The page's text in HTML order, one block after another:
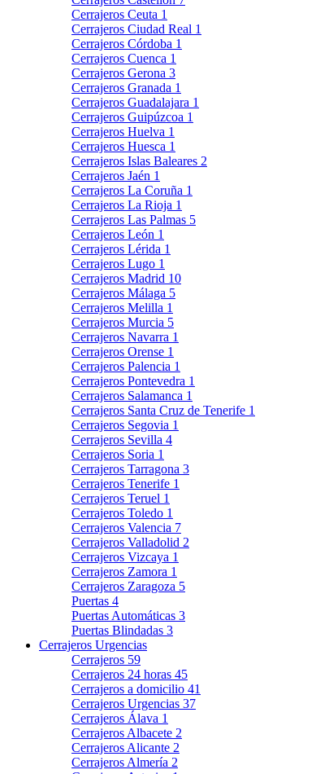
Cerrajeros Ceuta 1
Cerrajeros Ciudad Real 1
Cerrajeros Córdoba 1
Cerrajeros Cuenca 1
Cerrajeros Gerona 3
Cerrajeros Granada 1
Cerrajeros Guadalajara 1
Cerrajeros Guipúzcoa 1
Cerrajeros Huelva 1
Cerrajeros Huesca 1
Cerrajeros Islas Baleares 2
Cerrajeros Jaén 1
Cerrajeros La Coruña 1
Cerrajeros La Rioja 1
Cerrajeros Las Palmas 5
Cerrajeros León 1
Cerrajeros Lérida 1
Cerrajeros Lugo 1
Cerrajeros Madrid 10
Cerrajeros Málaga 5
Cerrajeros Melilla 1
Cerrajeros Murcia 5
Cerrajeros Navarra 1
Cerrajeros Orense 1
Cerrajeros Palencia 1
Cerrajeros Pontevedra 1
Cerrajeros Salamanca 1
Cerrajeros Santa Cruz de Tenerife 1
Cerrajeros Segovia 1
Cerrajeros Sevilla 4
Cerrajeros Soria 1
Cerrajeros Tarragona 3
Cerrajeros Tenerife 1
Cerrajeros Teruel 1
Cerrajeros Toledo 1
Cerrajeros Valencia 7
Cerrajeros Valladolid 2
Cerrajeros Vizcaya 1
Cerrajeros Zamora 1
Cerrajeros Zaragoza 5
Puertas 4
Puertas Automáticas 3
Puertas Blindadas 3
Cerrajeros Urgencias
Cerrajeros 59
Cerrajeros 24 horas 45
Cerrajeros a domicilio 41
Cerrajeros Urgencias 37
Cerrajeros Álava 1
Cerrajeros Albacete 2
Cerrajeros Alicante 2
Cerrajeros Almería 2